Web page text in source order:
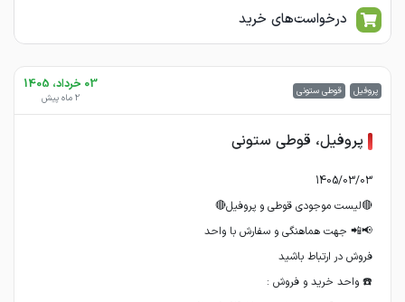
درخواست‌های خرید
پروفیل قوطی ستونی 03 خرداد، 1405
2 ماه پیش
پروفیل، قوطی ستونی